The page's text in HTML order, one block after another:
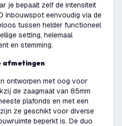
je bepaalt zelf de intensiteit
inbouwspot eenvoudig via de
tussen helder functioneel
setting, helemaal
en stemming.
afmetingen
ontworpen met oog voor
de zaagmaat van 85mm
plafonds en met een
ze geschikt voor diverse
beperkt is. De duo